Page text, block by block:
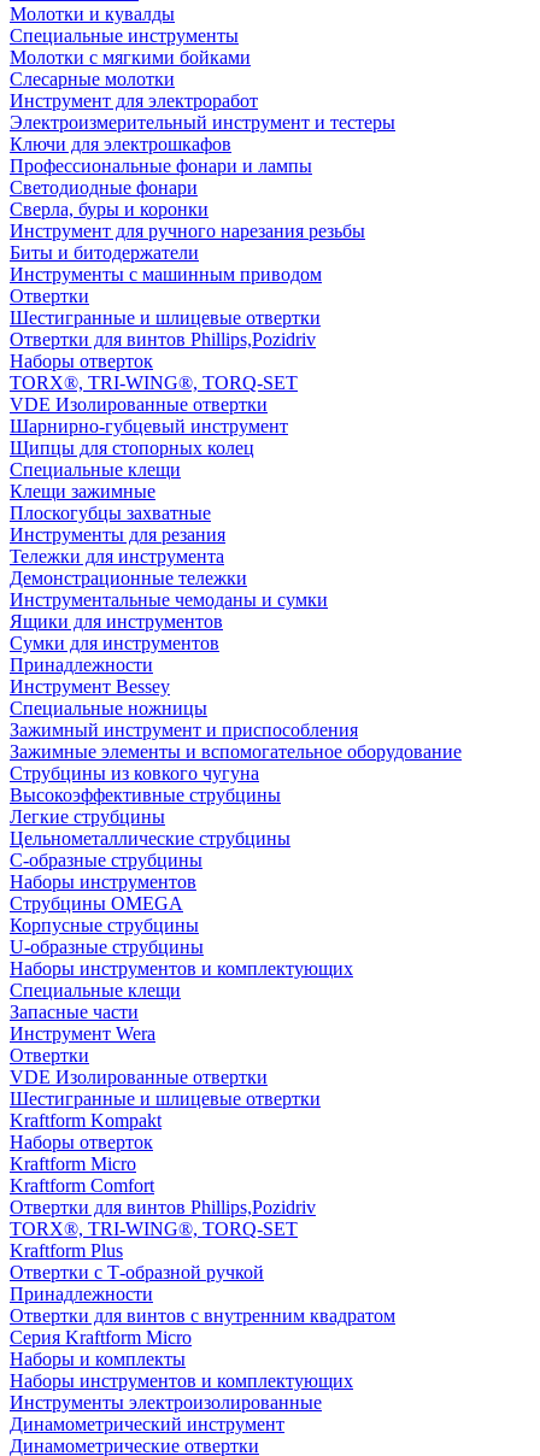
Молотки и кувалды
Специальные инструменты
Молотки с мягкими бойками
Слесарные молотки
Инструмент для электроработ
Электроизмерительный инструмент и тестеры
Ключи для электрошкафов
Профессиональные фонари и лампы
Светодиодные фонари
Сверла, буры и коронки
Инструмент для ручного нарезания резьбы
Биты и битодержатели
Инструменты с машинным приводом
Отвертки
Шестигранные и шлицевые отвертки
Отвертки для винтов Phillips,Pozidriv
Наборы отверток
TORX®, TRI-WING®, TORQ-SET
VDE Изолированные отвертки
Шарнирно-губцевый инструмент
Щипцы для стопорных колец
Специальные клещи
Клещи зажимные
Плоскогубцы захватные
Инструменты для резания
Тележки для инструмента
Демонстрационные тележки
Инструментальные чемоданы и сумки
Ящики для инструментов
Сумки для инструментов
Принадлежности
Инструмент Bessey
Специальные ножницы
Зажимный инструмент и приспособления
Зажимные элементы и вспомогательное оборудование
Струбцины из ковкого чугуна
Высокоэффективные струбцины
Легкие струбцины
Цельнометаллические струбцины
C-образные струбцины
Наборы инструментов
Струбцины OMEGA
Корпусные струбцины
U-образные струбцины
Наборы инструментов и комплектующих
Специальные клещи
Запасные части
Инструмент Wera
Отвертки
VDE Изолированные отвертки
Шестигранные и шлицевые отвертки
Kraftform Kompakt
Наборы отверток
Kraftform Micro
Kraftform Comfort
Отвертки для винтов Phillips,Pozidriv
TORX®, TRI-WING®, TORQ-SET
Kraftform Plus
Отвертки с Т-образной ручкой
Принадлежности
Отвертки для винтов с внутренним квадратом
Серия Kraftform Micro
Наборы и комплекты
Наборы инструментов и комплектующих
Инструменты электроизолированные
Динамометрический инструмент
Динамометрические отвертки